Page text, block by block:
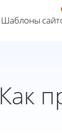
Шаблоны
Как